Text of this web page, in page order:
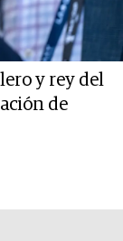
y rey del
de